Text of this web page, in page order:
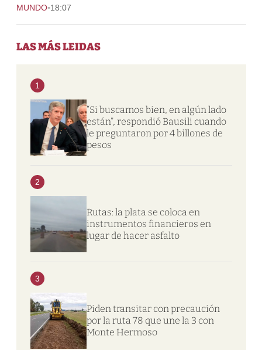
MUNDO-18:07
LAS MÁS LEIDAS
1
“Si buscamos bien, en algún lado
están”, respondió Bausili cuando
le preguntaron por 4 billones de
pesos
2
Rutas: la plata se coloca en
instrumentos financieros en
lugar de hacer asfalto
3
Piden transitar con precaución
por la ruta 78 que une la 3 con
Monte Hermoso